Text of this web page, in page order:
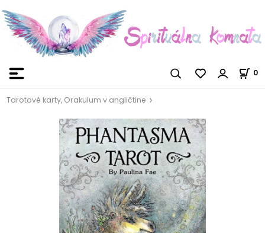
0
Tarotové karty, Orakulum v angličtine